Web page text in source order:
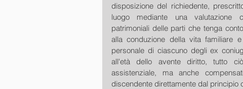
disposizione del richiedente,
luogo mediante una valutazione
patrimoniali delle parti che tenga
alla conduzione della vita familiare
personale di ciascuno degli ex
all'età dello avente diritto, tutto
assistenziale, ma anche
discendente direttamente dal principio